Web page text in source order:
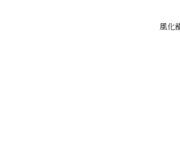
風化